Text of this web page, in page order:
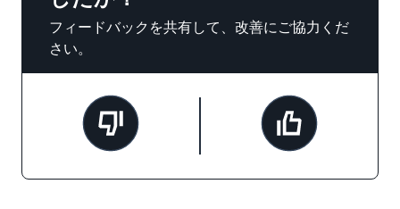
フィードバックを共有して、改善にご協力くだ
さい。